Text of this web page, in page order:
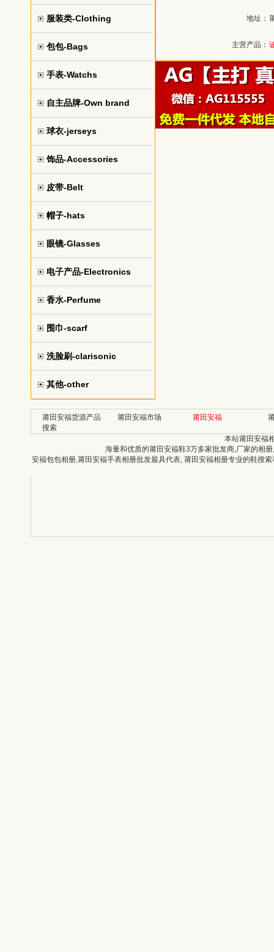
服装类-Clothing
包包-Bags
手表-Watchs
自主品牌-Own brand
球衣-jerseys
饰品-Accessories
皮带-Belt
帽子-hats
眼镜-Glasses
电子产品-Electronics
香水-Perfume
围巾-scarf
洗脸刷-clarisonic
其他-other
地址：
主营产品：
莆田安福货源产品
搜索
莆田安福市场 莆田安福
本站莆田安福
海量和优质的莆田安福鞋3万多家批发商,厂家的相
安福包包相册,莆田安福手表相册批发最具代表, 莆田安福相册专业的鞋搜